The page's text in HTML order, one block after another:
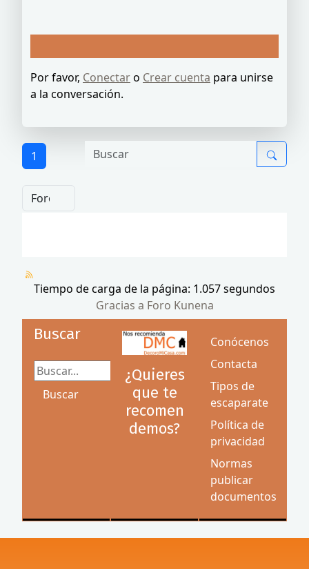
Por favor, Conectaro Crear cuenta para unirse
a la conversación.
1
Tiempo de carga de la página: 1.057 segundos
Gracias a Foro Kunena
Buscar
Buscar...
Buscar
¿Quieres
que te
recomen
demos?
Conócenos
Contacta
Tipos de
escaparate
Política de
privacidad
Normas
publicar
documentos